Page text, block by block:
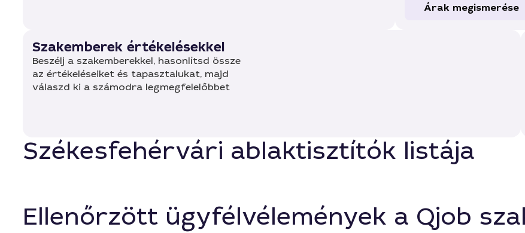
Árak megismerése
Szakemberek értékelésekkel
Beszélj a szakemberekkel, hasonlítsd össze
az értékeléseiket és tapasztalukat, majd
válaszd ki a számodra legmegfelelőbbet
Székesfehérvári ablaktisztítók listája
Ellenőrzött ügyfélvélemények a Qjob